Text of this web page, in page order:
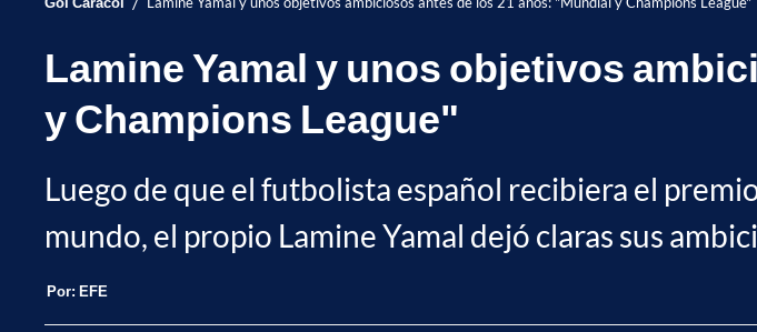
Lamine Yamal y unos objetivos
y Champions League"
Luego de que el futbolista español recibiera el
mundo, el propio Lamine Yamal dejó claras sus
Por: EFE